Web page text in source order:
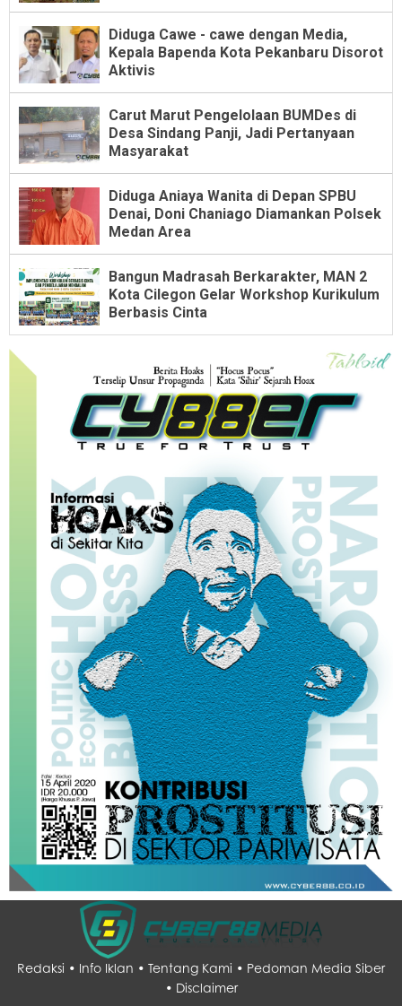
Diduga Cawe - cawe dengan Media,
Kepala Bapenda Kota Pekanbaru Disorot
Aktivis
Carut Marut Pengelolaan BUMDes di
Desa Sindang Panji, Jadi Pertanyaan
Masyarakat
Diduga Aniaya Wanita di Depan SPBU
Denai, Doni Chaniago Diamankan Polsek
Medan Area
Bangun Madrasah Berkarakter, MAN 2
Kota Cilegon Gelar Workshop Kurikulum
Berbasis Cinta
Redaksi • Info Iklan • Tentang Kami • Pedoman Media Siber
• Disclaimer